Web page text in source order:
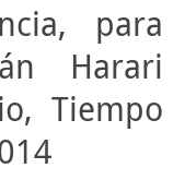
para
Harari
Tiempo